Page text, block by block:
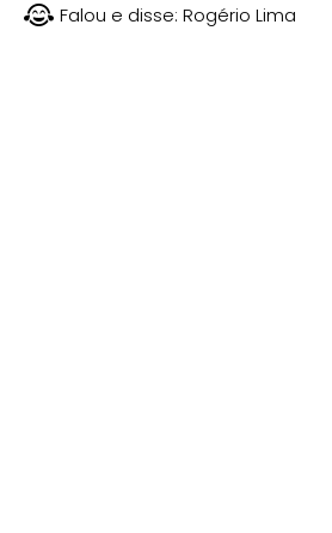
Falou e disse: Rogério Lima